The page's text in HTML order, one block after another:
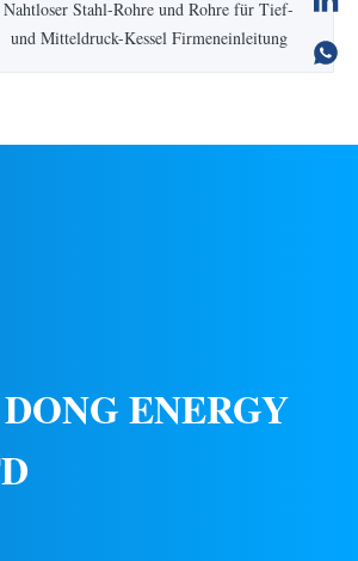
Nahtloser Stahl-Rohre und Rohre für Tief-
und Mitteldruck-Kessel Firmeneinleitung
Kohlenstoff- und legiertenstahls Rohre und
ENERGY